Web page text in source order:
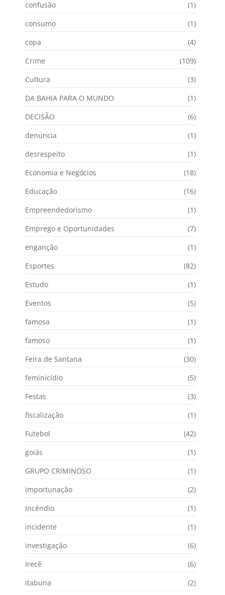
confusão
(1)
consumo
(1)
copa
(4)
Crime
(109)
Cultura
(3)
DA BAHIA PARA O MUNDO
(1)
DECISÃO
(6)
denuncia
(1)
desrespeito
(1)
Economia e Negócios
(18)
Educação
(16)
Empreendedorismo
(1)
Emprego e Oportunidades
(7)
enganção
(1)
Esportes
(82)
Estudo
(1)
Eventos
(5)
famosa
(1)
famoso
(1)
Feira de Santana
(30)
feminicídio
(5)
Festas
(3)
fiscalização
(1)
Futebol
(42)
goiás
(1)
GRUPO CRIMINOSO
(1)
importunação
(2)
Incêndio
(1)
incidente
(1)
investigação
(6)
Irecê
(6)
itabuna
(2)